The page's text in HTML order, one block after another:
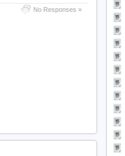
No Responses »